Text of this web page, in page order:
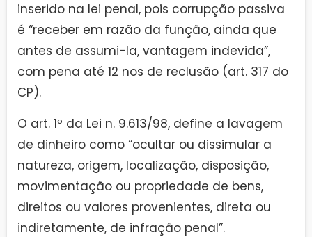
inserido na lei penal, pois corrupção passiva
é “receber em razão da função, ainda que
antes de assumi-la, vantagem indevida”,
com pena até 12 nos de reclusão (art. 317 do
CP).
O art. 1º da Lei n. 9.613/98, define a lavagem
de dinheiro como “ocultar ou dissimular a
natureza, origem, localização, disposição,
movimentação ou propriedade de bens,
direitos ou valores provenientes, direta ou
indiretamente, de infração penal”.